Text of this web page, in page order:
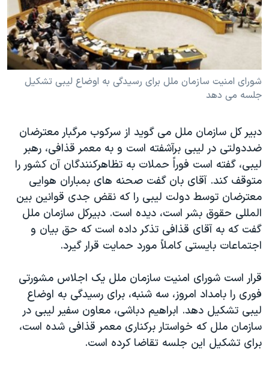
فرهنگ و زندگی
حقوق شهروندی
علم و فناوری
اسرائیل در جنگ
آرشیو پخش زنده
مستندها
انتخابات ریاست جمهوری آمریکا ۲۰۲۴
حمله جمهوری اسلامی به اسرائیل
رمز مهسا
ورزش زنان در ایران
مجموعه مستندهای دادخواهی
تریبونال مردمی آبان ۹۸
دادگاه حمید نوری
چهل سال گروگان‌گیری
قانون شفافیت دارائی کادر رهبری ایران
اعتراضات مردمی آبان ۹۸
نرگس محمدی برنده جایزه نوبل صلح
همایش محافظه‌کاران آمریکا «سی‌پک»
صفحه‌های ویژه
دنبال کنید
زبانهای مختلف
شورای امنيت سازمان ملل برای رسيدگی به اوضاع ليبی تشکيل
جلسه می دهد
دبير کل سازمان ملل می گويد از سرکوب مرگبار معترضان
ضددولتی در ليبی برآشفته است و به معمر قذافی، رهبر
ليبی، گفته است فوراً حملات به تظاهرکنندگان آن کشور را
متوقف کند. آقای بان گفت صحنه های بمباران هوايی
معترضان توسط دولت ليبی را که نقض جدی قوانين بين
المللی حقوق بشر است، ديده است. دبيرکل سازمان ملل
گفت که به آقای قذافی تذکر داده است که حق بيان و
اجتماعات بايستی کاملاً مورد حمايت قرار گيرد.
قرار است شورای امنيت سازمان ملل يک اجلاس مشورتی
فوری را بامداد امروز، سه شنبه، برای رسيدگی به اوضاع
ليبی تشکيل دهد. ابراهيم دباشی، معاون سفير ليبی در
سازمان ملل که خواستار برکناری معمر قذافی شده است،
برای تشکيل اين جلسه تقاضا کرده است.